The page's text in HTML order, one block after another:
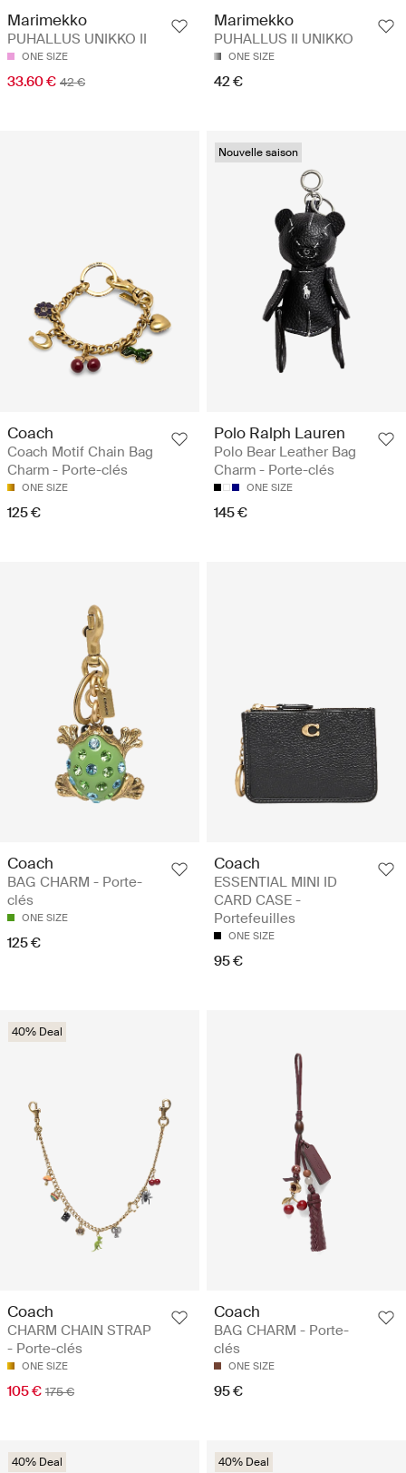
Marimekko
PUHALLUS UNIKKO II
ONE SIZE
33.60 € 42 €
Marimekko
PUHALLUS II UNIKKO
ONE SIZE
42 €
Coach
Coach Motif Chain Bag
Charm - Porte-clés
ONE SIZE
125 €
Nouvelle saison
Polo Ralph Lauren
Polo Bear Leather Bag
Charm - Porte-clés
ONE SIZE
145 €
Coach
BAG CHARM - Porte-
clés
ONE SIZE
125 €
Coach
ESSENTIAL MINI ID
CARD CASE -
Portefeuilles
ONE SIZE
95 €
40% Deal
Coach
CHARM CHAIN STRAP
- Porte-clés
ONE SIZE
105 € 175 €
Coach
BAG CHARM - Porte-
clés
ONE SIZE
95 €
40% Deal 40% Deal